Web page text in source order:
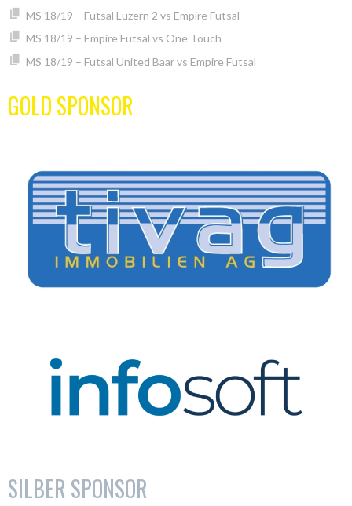
MS 18/19 – Futsal Luzern 2 vs Empire Futsal
MS 18/19 – Empire Futsal vs One Touch
MS 18/19 – Futsal United Baar vs Empire Futsal
GOLD SPONSOR
SILBER SPONSOR